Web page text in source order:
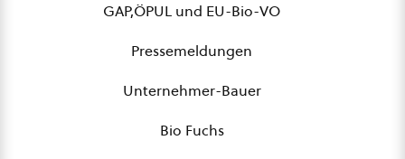
GAP,ÖPUL und EU-Bio-VO
Pressemeldungen
Unternehmer-Bauer
Bio Fuchs